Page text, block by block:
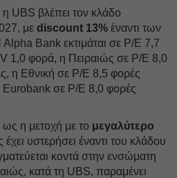
UBS βλέπει τον κλάδο
με discount 13% έναντι των
Bank εκτιμάται σε P/E 7,7
1,0 φορά, η Πειραιώς σε P/E 8,0
η Εθνική σε P/E 8,5 φορές
Eurobank σε P/E 8,0 φορές
η μετοχή με το μεγαλύτερο
υστερήσει έναντι του κλάδου
κοντά στην ενσώματη
κατά τη UBS, παραμένει